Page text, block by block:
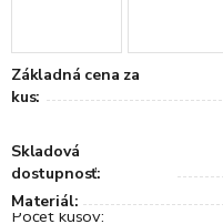
Základná cena za
kus:
Skladová
dostupnosť:
Materiál: